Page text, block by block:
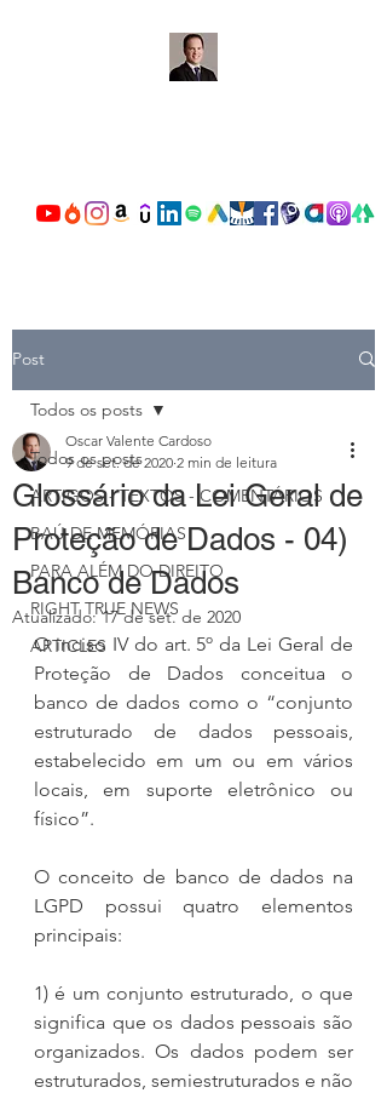
Post
Todos os posts
ARTIGOS - TEXTOS - COMENTÁRIOS
BAÚ DE MEMÓRIAS
PARA ALÉM DO DIREITO
RIGHT TRUE NEWS
ARTICLES
Todos os posts
Glossário da Lei Geral de
Proteção de Dados - 04)
Banco de Dados
Oscar Valente Cardoso
9 de set. de 2020 2 min de leitura
Atualizado:17 de set. de 2020
O inciso IV do art. 5º da Lei Geral de
Proteção de Dados conceitua o
banco de dados como o “conjunto
estruturado de dados pessoais,
estabelecido em um ou em vários
locais, em suporte eletrônico ou
físico”.
O conceito de banco de dados na
LGPD possui quatro elementos
principais:
1) é um conjunto estruturado, o que
significa que os dados pessoais são
organizados. Os dados podem ser
estruturados, semiestruturados e não